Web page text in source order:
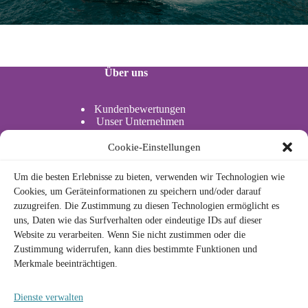
Cookie-Einstellungen
Um die besten Erlebnisse zu bieten, verwenden wir Technologien wie
Cookies, um Geräteinformationen zu speichern und/oder darauf
zuzugreifen. Die Zustimmung zu diesen Technologien ermöglicht es
uns, Daten wie das Surfverhalten oder eindeutige IDs auf dieser
Website zu verarbeiten. Wenn Sie nicht zustimmen oder die
Zustimmung widerrufen, kann dies bestimmte Funktionen und
Merkmale beeinträchtigen.
Dienste verwalten
Über uns
Kundenbewertungen
Unser Unternehmen
Unsere Partner
Standort
Aktivitäten im Wasser
Actividades acuáticas
Rechtlich
Datenschutzrichtlinie
Allgemeine Geschäftsbedingungen